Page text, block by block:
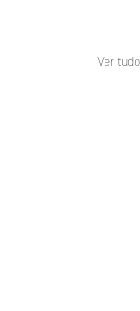
Ver tudo